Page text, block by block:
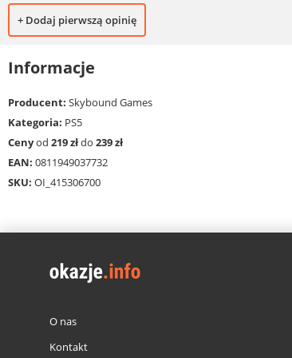
+ Dodaj pierwszą opinię
Informacje
Producent: Skybound Games
Kategoria: PS5
Cenyod 219 złdo 239 zł
EAN: 0811949037732
SKU: OI_415306700
O nas
Kontakt